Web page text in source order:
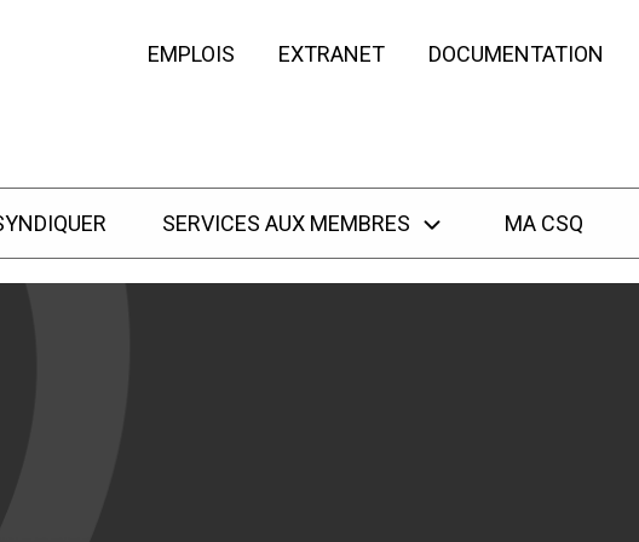
EMPLOIS EXTRANET DOCUMENTATION
SERVICES AUX MEMBRES MA CSQ